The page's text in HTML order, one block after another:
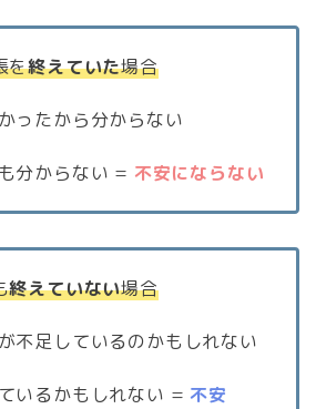
を終えていた場合
ったから分からない
分からない = 不安にならない
終えていない場合
不足しているのかもしれない
いるかもしれない = 不安